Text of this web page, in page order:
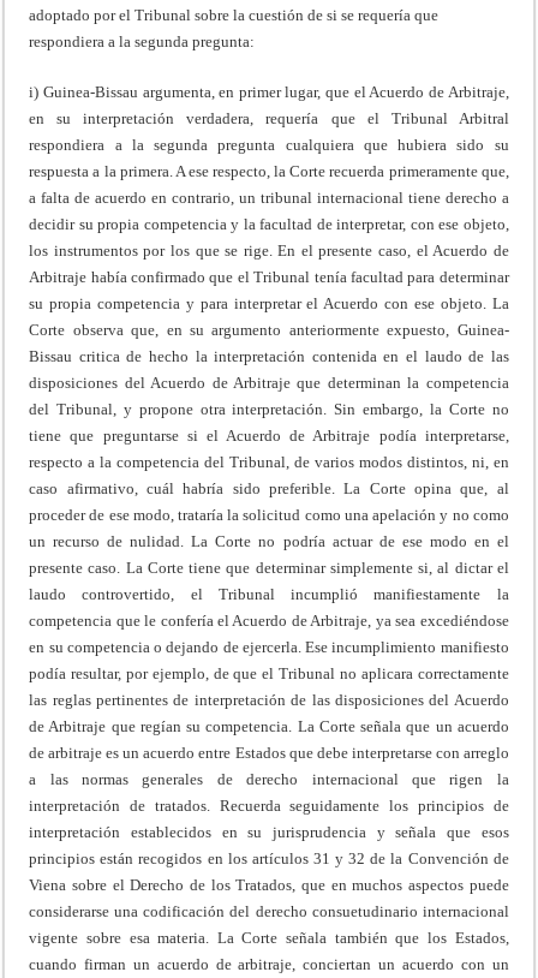
adoptado por el Tribunal sobre la cuestión de si se requería que
respondiera a la segunda pregunta:
i) Guinea-Bissau argumenta, en primer lugar, que el Acuerdo de Arbitraje,
en su interpretación verdadera, requería que el Tribunal Arbitral
respondiera a la segunda pregunta cualquiera que hubiera sido su
respuesta a la primera. A ese respecto, la Corte recuerda primeramente que,
a falta de acuerdo en contrario, un tribunal internacional tiene derecho a
decidir su propia competencia y la facultad de interpretar, con ese objeto,
los instrumentos por los que se rige. En el presente caso, el Acuerdo de
Arbitraje había confirmado que el Tribunal tenía facultad para determinar
su propia competencia y para interpretar el Acuerdo con ese objeto. La
Corte observa que, en su argumento anteriormente expuesto, Guinea-
Bissau critica de hecho la interpretación contenida en el laudo de las
disposiciones del Acuerdo de Arbitraje que determinan la competencia
del Tribunal, y propone otra interpretación. Sin embargo, la Corte no
tiene que preguntarse si el Acuerdo de Arbitraje podía interpretarse,
respecto a la competencia del Tribunal, de varios modos distintos, ni, en
caso afirmativo, cuál habría sido preferible. La Corte opina que, al
proceder de ese modo, trataría la solicitud como una apelación y no como
un recurso de nulidad. La Corte no podría actuar de ese modo en el
presente caso. La Corte tiene que determinar simplemente si, al dictar el
laudo controvertido, el Tribunal incumplió manifiestamente la
competencia que le confería el Acuerdo de Arbitraje, ya sea excediéndose
en su competencia o dejando de ejercerla. Ese incumplimiento manifiesto
podía resultar, por ejemplo, de que el Tribunal no aplicara correctamente
las reglas pertinentes de interpretación de las disposiciones del Acuerdo
de Arbitraje que regían su competencia. La Corte señala que un acuerdo
de arbitraje es un acuerdo entre Estados que debe interpretarse con arreglo
a las normas generales de derecho internacional que rigen la
interpretación de tratados. Recuerda seguidamente los principios de
interpretación establecidos en su jurisprudencia y señala que esos
principios están recogidos en los artículos 31 y 32 de la Convención de
Viena sobre el Derecho de los Tratados, que en muchos aspectos puede
considerarse una codificación del derecho consuetudinario internacional
vigente sobre esa materia. La Corte señala también que los Estados,
cuando firman un acuerdo de arbitraje, conciertan un acuerdo con un